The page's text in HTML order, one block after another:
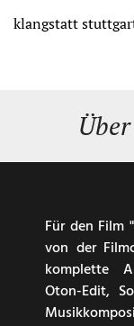
zum
klangstatt
Für den Film
von der
komplette
Oton-Edit,